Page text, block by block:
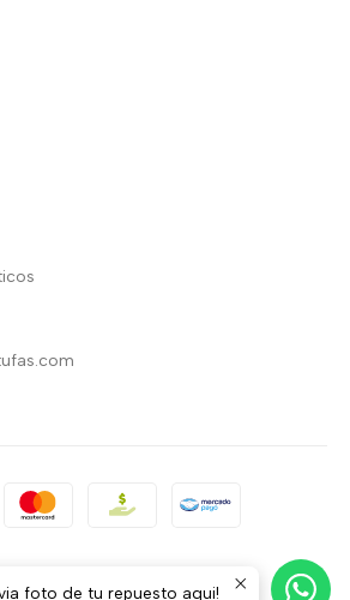
foto de tu repuesto aqui!